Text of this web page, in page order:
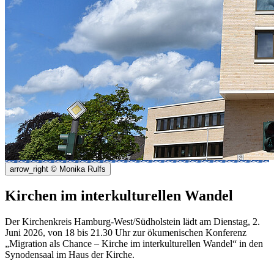
arrow_right © Monika Rulfs
Kirchen im interkulturellen Wandel
Der Kirchenkreis Hamburg-West/Südholstein lädt am Dienstag, 2.
Juni 2026, von 18 bis 21.30 Uhr zur ökumenischen Konferenz
„Migration als Chance – Kirche im interkulturellen Wandel“ in den
Synodensaal im Haus der Kirche.